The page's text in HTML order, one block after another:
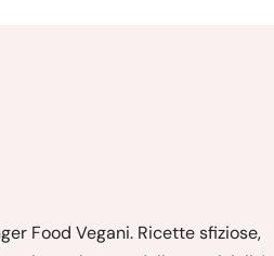
Food Vegani. Ricette sfiziose,